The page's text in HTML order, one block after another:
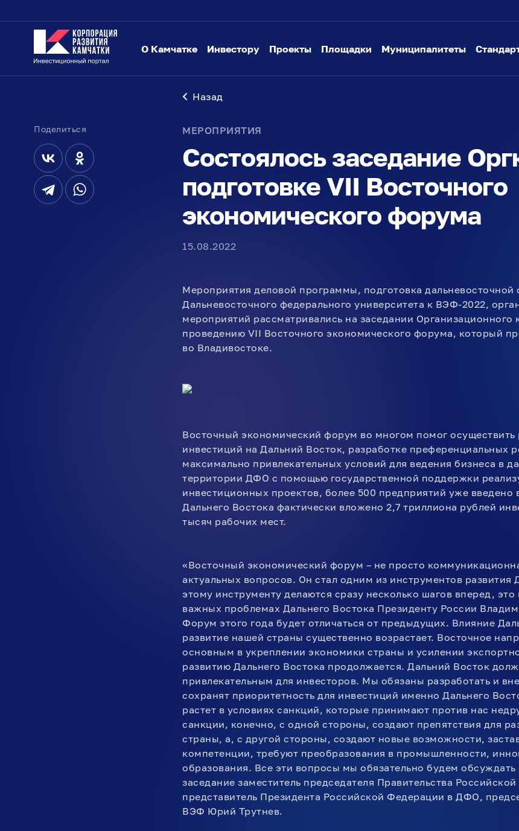
О Камчатке Инвестору Проекты Площадки Муниципалитеты
Поделиться
Назад
МЕРОПРИЯТИЯ
Состоялось заседание
подготовке VII Восточного
экономического форума
15.08.2022
Мероприятия деловой программы, подготовка дальневосточной
Дальневосточного федерального университета к ВЭФ-2022,
мероприятий рассматривались на заседании Организационного
проведению VII Восточного экономического форума, который
во Владивостоке.
Восточный экономический форум во многом помог осуществить
инвестиций на Дальний Восток, разработке преференциальных
максимально привлекательных условий для ведения бизнеса в
территории ДФО с помощью государственной поддержки
инвестиционных проектов, более 500 предприятий уже введено
Дальнего Востока фактически вложено 2,7 триллиона рублей
тысяч рабочих мест.
«Восточный экономический форум – не просто
актуальных вопросов. Он стал одним из инструментов развития
этому инструменту делаются сразу несколько шагов вперед,
важных проблемах Дальнего Востока Президенту России
Форум этого года будет отличаться от предыдущих. Влияние
развитие нашей страны существенно возрастает. Восточное
основным в укреплении экономики страны и усилении
развитию Дальнего Востока продолжается. Дальний Восток
привлекательным для инвесторов. Мы обязаны разработать и
сохранят приоритетность для инвестиций именно Дальнего
растет в условиях санкций, которые принимают против нас
санкции, конечно, с одной стороны, создают препятствия для
страны, а, с другой стороны, создают новые возможности,
компетенции, требуют преобразования в промышленности,
образования. Все эти вопросы мы обязательно будем
заседание заместитель председателя Правительства
представитель Президента Российской Федерации в ДФО,
ВЭФ Юрий Трутнев.